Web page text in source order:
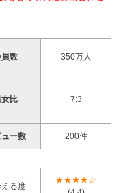
員数 350万人
女比 7:3
ュー数 200件
る度
★★★★☆